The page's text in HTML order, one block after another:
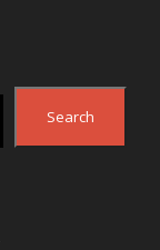
Search